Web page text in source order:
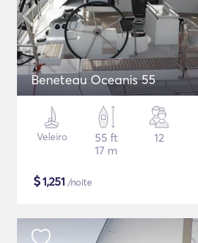
Beneteau Oceanis 55
Veleiro
55 ft
17 m
12
$1,251 /noite